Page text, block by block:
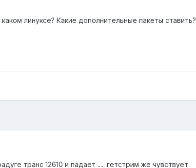
линуксе? Какие дополнительные пакеты ставить?
транс 12610 и падает ..... гетстрим же чувствует